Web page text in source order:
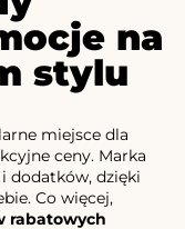
na
stylu
miejsce dla
ceny. Marka
dodatków, dzięki
Co więcej,
rabatowych